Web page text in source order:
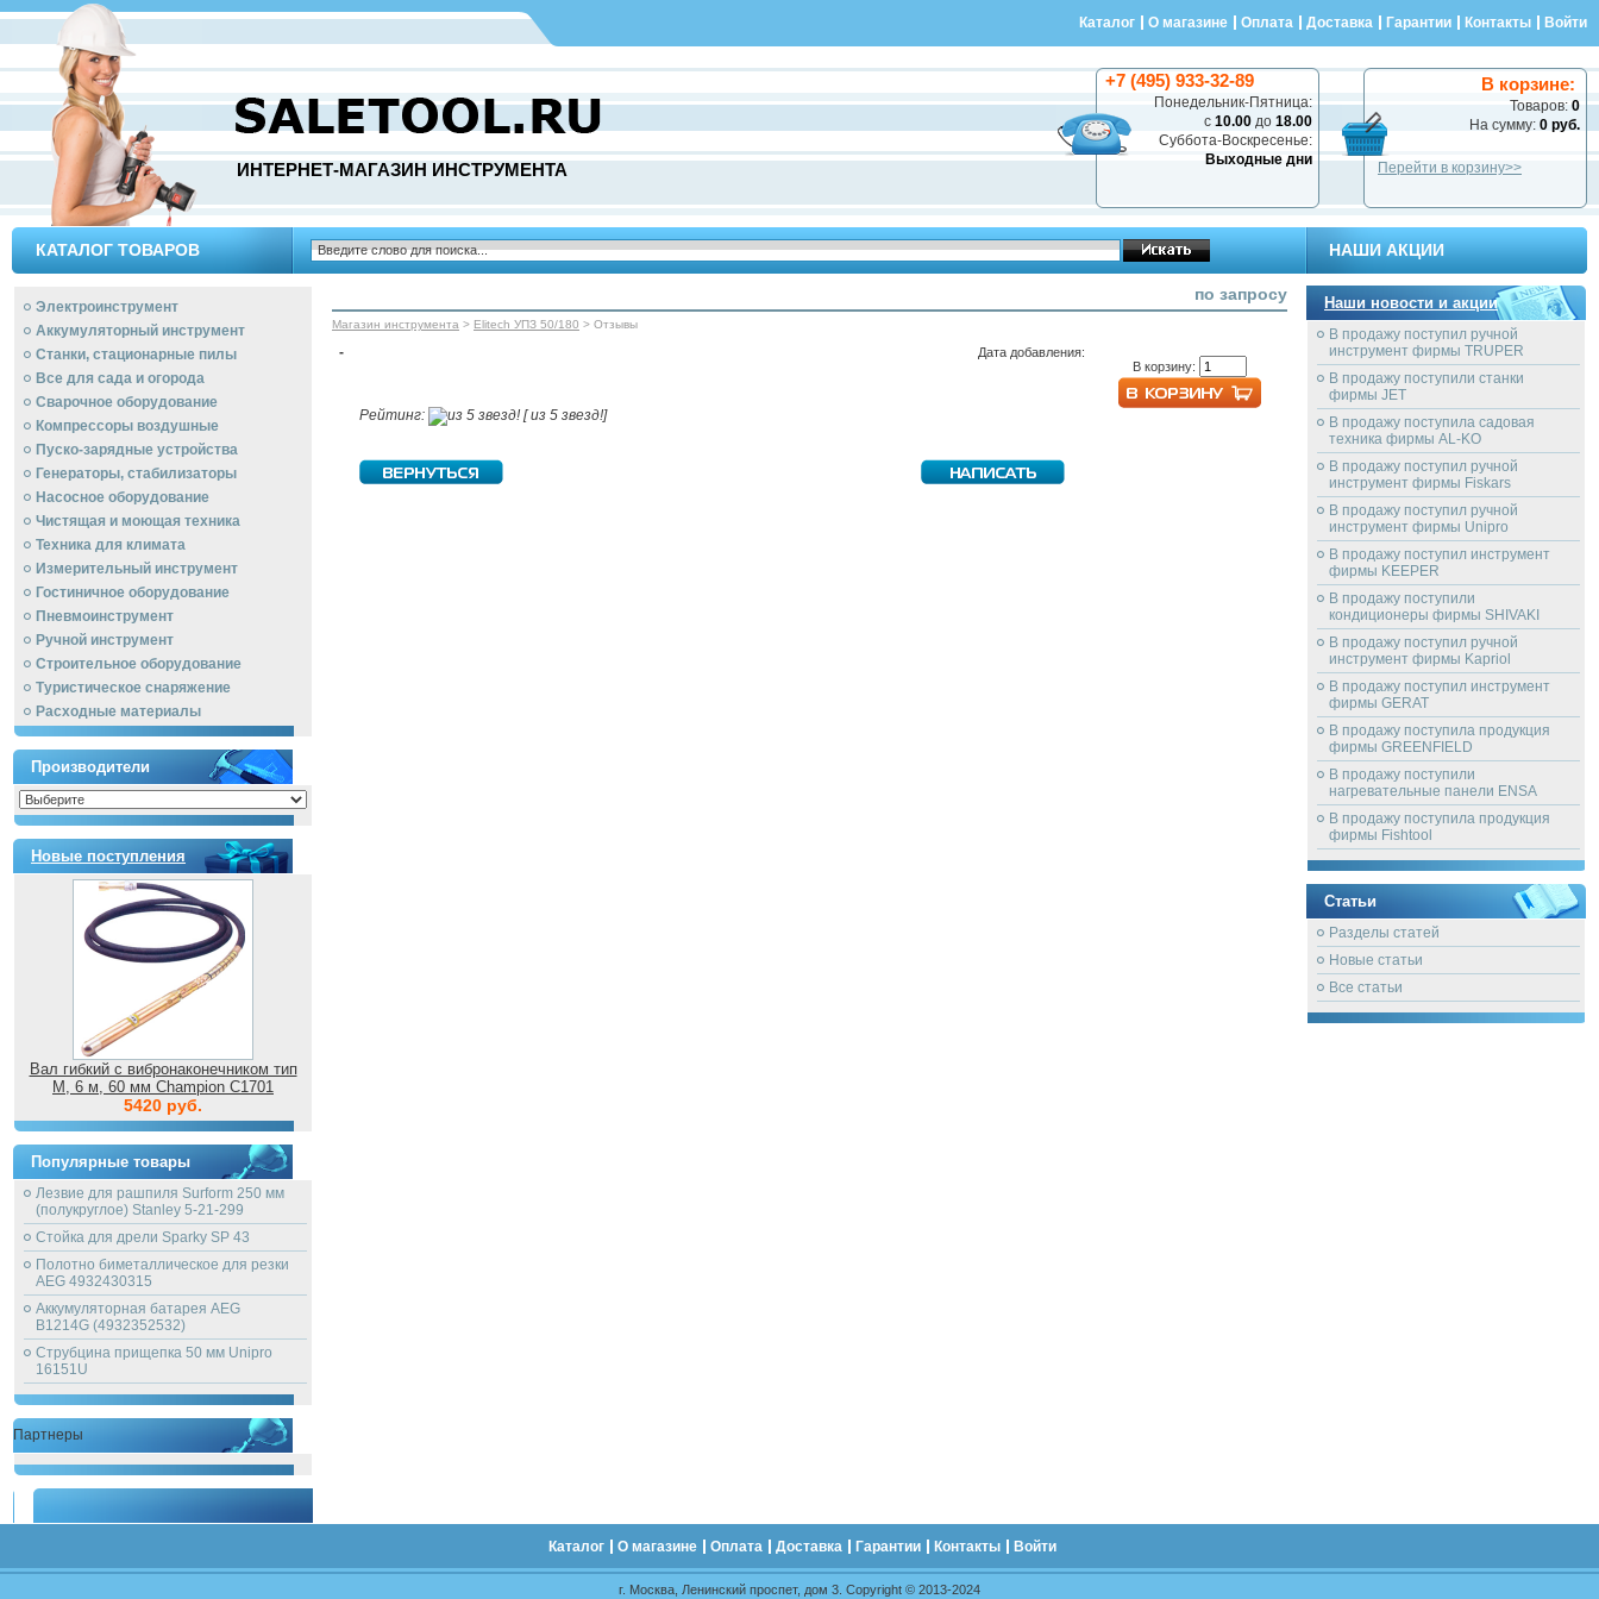
Каталог О магазине Оплата Доставка Гарантии Контакты Войти
ИНТЕРНЕТ-МАГАЗИН ИНСТРУМЕНТА
В корзине:
Товаров: 0
На сумму: 0 руб.
Перейти в корзину>>
+7 (495) 933-32-89
Понедельник-Пятница:
с 10.00 до 18.00
Суббота-Воскресенье:
Выходные дни
КАТАЛОГ ТОВАРОВ НАШИ АКЦИИ
Электроинструмент
Аккумуляторный инструмент
Станки, стационарные пилы
Все для сада и огорода
Сварочное оборудование
Компрессоры воздушные
Пуско-зарядные устройства
Генераторы, стабилизаторы
Насосное оборудование
Чистящая и моющая техника
Техника для климата
Измерительный инструмент
Гостиничное оборудование
Пневмоинструмент
Ручной инcтрумент
Строительное оборудование
Туристическое снаряжение
Расходные материалы
Производители
Новые поступления
Вал гибкий с вибронаконечником тип
M, 6 м, 60 мм Champion C1701
5420 руб.
Популярные товары
Лезвие для рашпиля Surform 250 мм
(полукруглое) Stanley 5-21-299
Стойка для дрели Sparky SP 43
Полотно биметаллическое для резки
AEG 4932430315
Аккумуляторная батарея AEG
B1214G (4932352532)
Струбцина прищепка 50 мм Unipro
16151U
Партнеры
по запросу
Магазин инструмента > Elitech УПЗ 50/180 > Отзывы
- Дата добавления:
Рейтинг: [ из 5 звезд!]
В корзину:
Наши новости и акции
В продажу поступил ручной
инструмент фирмы TRUPER
В продажу поступили станки
фирмы JET
В продажу поступила садовая
техника фирмы AL-KO
В продажу поступил ручной
инструмент фирмы Fiskars
В продажу поступил ручной
инструмент фирмы Unipro
В продажу поступил инструмент
фирмы KEEPER
В продажу поступили
кондиционеры фирмы SHIVAKI
В продажу поступил ручной
инструмент фирмы Kapriol
В продажу поступил инструмент
фирмы GERAT
В продажу поступила продукция
фирмы GREENFIELD
В продажу поступили
нагревательные панели ENSA
В продажу поступила продукция
фирмы Fishtool
Статьи
Разделы статей
Новые статьи
Все статьи
Каталог О магазине Оплата Доставка Гарантии Контакты Войти
г. Москва, Ленинский проспет, дом 3. Copyright © 2013-2024